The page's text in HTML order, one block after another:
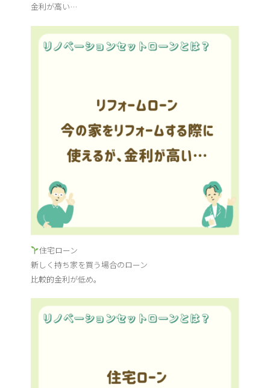
金利が高い…
住宅ローン
新しく持ち家を買う場合のローン
比較的金利が低め。